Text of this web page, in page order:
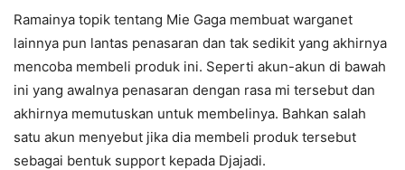
Ramainya topik tentang Mie Gaga membuat warganet
lainnya pun lantas penasaran dan tak sedikit yang akhirnya
mencoba membeli produk ini. Seperti akun-akun di bawah
ini yang awalnya penasaran dengan rasa mi tersebut dan
akhirnya memutuskan untuk membelinya. Bahkan salah
satu akun menyebut jika dia membeli produk tersebut
sebagai bentuk support kepada Djajadi.